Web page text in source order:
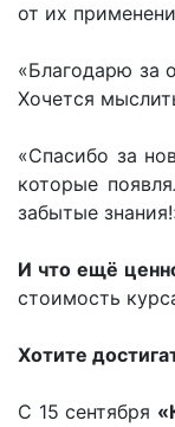
от их
«Благодарю за
Хочется
«Спасибо за
которые
забытые
И что ещё
стоимость
Хотите
С 15 сентября